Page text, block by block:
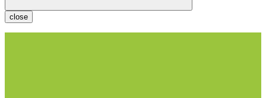
close